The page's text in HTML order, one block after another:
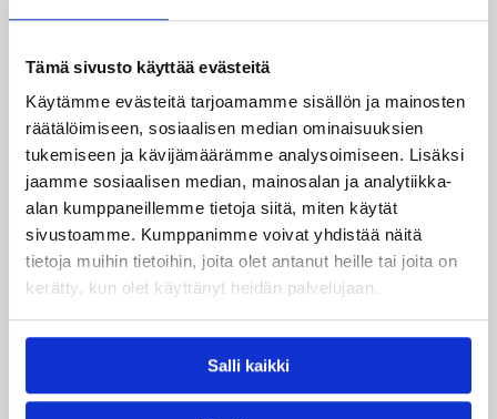
Tämä sivusto käyttää evästeitä
Käytämme evästeitä tarjoamamme sisällön ja mainosten
räätälöimiseen, sosiaalisen median ominaisuuksien
tukemiseen ja kävijämäärämme analysoimiseen. Lisäksi
jaamme sosiaalisen median, mainosalan ja analytiikka-
alan kumppaneillemme tietoja siitä, miten käytät
sivustoamme. Kumppanimme voivat yhdistää näitä
tietoja muihin tietoihin, joita olet antanut heille tai joita on
kerätty, kun olet käyttänyt heidän palvelujaan.
Salli kaikki
Katso myös
3×3 08.08.2026 22:58